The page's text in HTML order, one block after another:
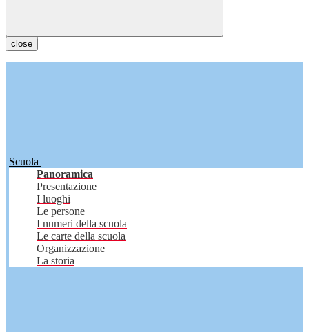
close
Scuola
Panoramica
Presentazione
I luoghi
Le persone
I numeri della scuola
Le carte della scuola
Organizzazione
La storia